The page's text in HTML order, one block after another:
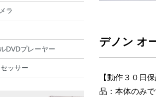
デノン オ
【動作３０日
品：本体のみ
ラ
DVDプレーヤー
ッサー